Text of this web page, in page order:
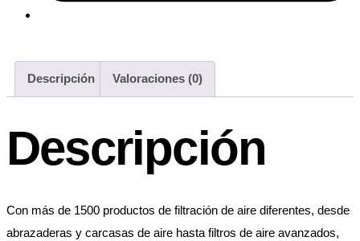
Descripción Valoraciones (0)
Descripción
Con más de 1500 productos de filtración de aire diferentes, desde
abrazaderas y carcasas de aire hasta filtros de aire avanzados,